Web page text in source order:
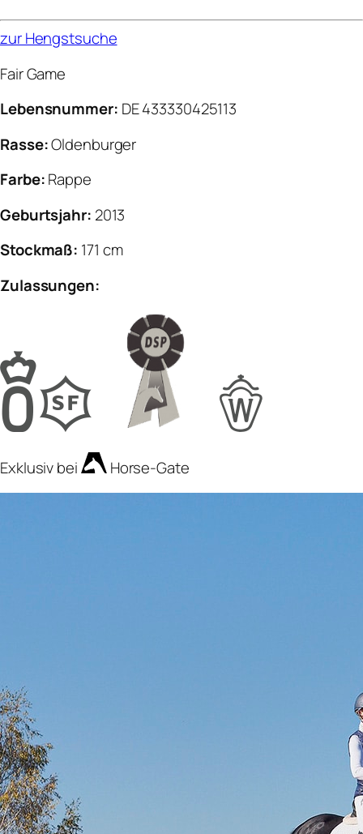
zur Hengstsuche
Fair Game
Lebensnummer: DE 433330425113
Rasse:Oldenburger
Farbe:Rappe
Geburtsjahr: 2013
Stockmaß: 171 cm
Zulassungen:
Exklusiv bei Horse-Gate